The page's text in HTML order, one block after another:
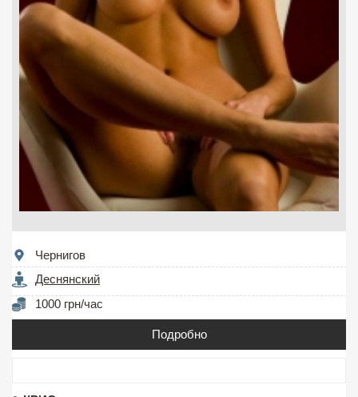
Чернигов
Деснянский
1000 грн/час
Подробно